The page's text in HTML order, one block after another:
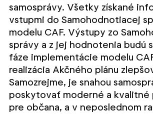
samosprávy. Všetky získané
vstupmi do Samohodnotiacej
modelu CAF. Výstupy zo
správy a z jej hodnotenia budú
fáze implementácie modelu
realizácia Akčného plánu
Samozrejme, je snahou
poskytovať moderné a kvalitné
pre občana, a v neposlednom